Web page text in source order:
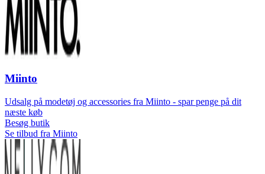
Miinto
Udsalg på modetøj og accessories fra Miinto - spar penge på dit
næste køb
Besøg butik
Se tilbud fra Miinto